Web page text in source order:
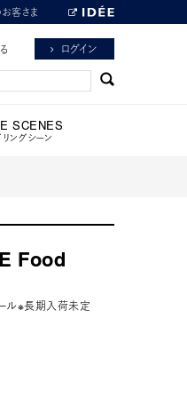
客さま
ログイン
SCENES
リングシーン
Food
ル※長期入荷未定